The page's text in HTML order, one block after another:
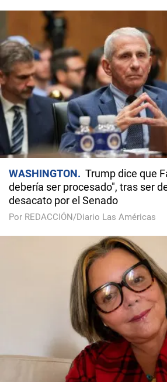
WASHINGTON
Trump dice que
debería ser procesado", tras ser
desacato por el Senado
Por REDACCIÓN/Diario Las Américas